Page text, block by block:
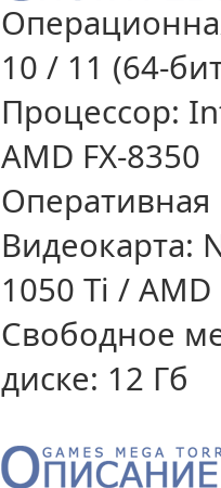
10 / 11 (64-
Процессор:
AMD FX-8350
Оперативная
Видеокарта:
1050 Ti / AMD
Свободное
диске: 12 Гб